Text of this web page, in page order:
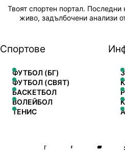
Твоят спортен портал. Последни
живо, задълбочени анализи
Спортове
ФУТБОЛ (БГ)
ФУТБОЛ (СВЯТ)
БАСКЕТБОЛ
ВОЛЕЙБОЛ
ТЕНИС